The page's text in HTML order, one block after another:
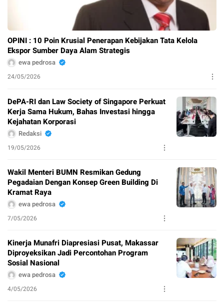
OPINI : 10 Poin Krusial Penerapan Kebijakan Tata Kelola
Ekspor Sumber Daya Alam Strategis
ewa pedrosa
24/05/2026
DePA-RI dan Law Society of Singapore Perkuat
Kerja Sama Hukum, Bahas Investasi hingga
Kejahatan Korporasi
Redaksi
19/05/2026
Wakil Menteri BUMN Resmikan Gedung
Pegadaian Dengan Konsep Green Building Di
Kramat Raya
ewa pedrosa
7/05/2026
Kinerja Munafri Diapresiasi Pusat, Makassar
Diproyeksikan Jadi Percontohan Program
Sosial Nasional
ewa pedrosa
4/05/2026